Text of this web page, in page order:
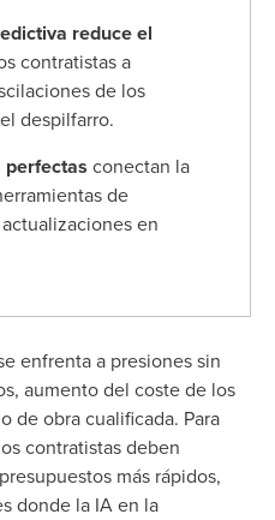
reduce el
contratistas a
de los
despilfarro.
perfectas conectan la
de
en
enfrenta a presiones sin
aumento del coste de los
de obra cualificada. Para
contratistas deben
más rápidos,
donde la IA en la